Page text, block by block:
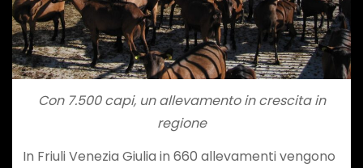
Con 7.500 capi, un allevamento in crescita in
regione
In Friuli Venezia Giulia in 660 allevamenti vengono